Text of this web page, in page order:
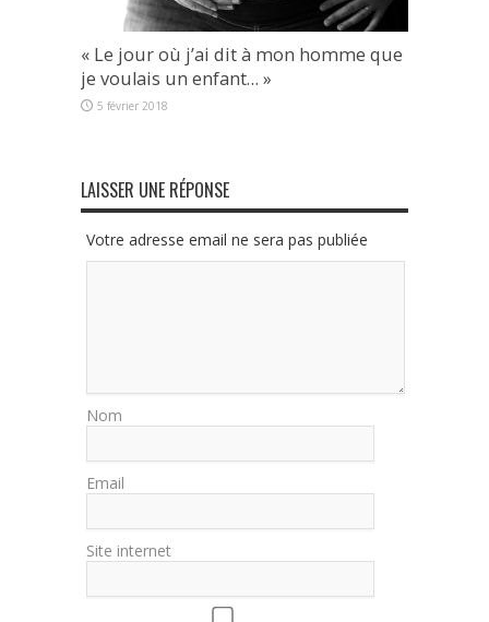
« Le jour où j’ai dit à mon homme que
je voulais un enfant… »
5 février 2018
LAISSER UNE RÉPONSE
Votre adresse email ne sera pas publiée
Nom
Email
Site internet